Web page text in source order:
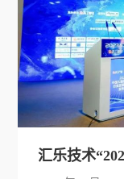
汇乐技术